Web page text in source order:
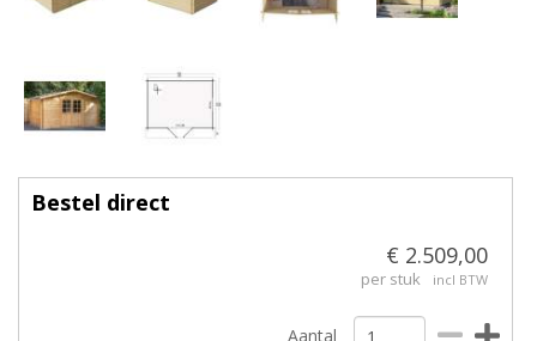
Bestel direct
€ 2.509,00
per stuk incl BTW
Aantal